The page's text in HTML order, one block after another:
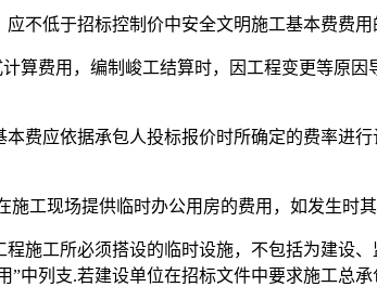
不低于招标控制价中安全文明施工基本费费用
算费用，编制峻工结算时，因工程变更等原
费应依据承包人投标报价时所确定的费率进
工现场提供临时办公用房的费用，如发生时其
施工所必须搭设的临时设施，不包括为建设
中列支.若建设单位在招标文件中要求施工总